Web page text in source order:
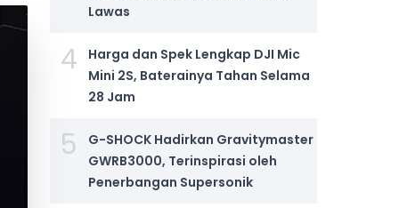
Lawas
4
Harga dan Spek Lengkap DJI Mic
Mini 2S, Baterainya Tahan Selama
28 Jam
5
G-SHOCK Hadirkan Gravitymaster
GWRB3000, Terinspirasi oleh
Penerbangan Supersonik